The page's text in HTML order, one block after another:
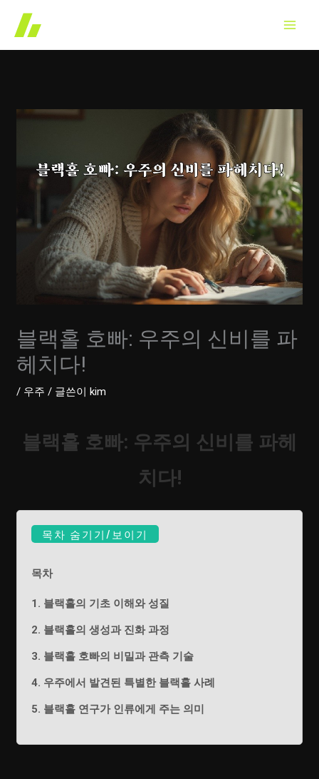
츠
블랙홀 호빠: 우주의 신비를 파
헤치다!
/ 우주 / 글쓴이kim
블랙홀 호빠: 우주의 신비를 파헤
치다!
목차 숨기기/보이기
목차
1. 블랙홀의 기초 이해와 성질
2. 블랙홀의 생성과 진화 과정
3. 블랙홀 호빠의 비밀과 관측 기술
4. 우주에서 발견된 특별한 블랙홀 사례
5. 블랙홀 연구가 인류에게 주는 의미